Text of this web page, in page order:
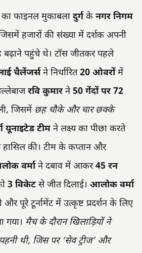
का फाइनल मुकाबला दुर्गके नगर निगम
हजारों की संख्या में दर्शक अपनी
बढ़ाने पहुंचे थे। टॉस जीतकर पहले
चैलेंजर्सने निर्धारित20 ओवरोंमें
रवि कुमारने50 गेंदों पर 72
जिसमें छह चौके और चार छक्के
यूनाइटेड टीम ने लक्ष्य का पीछा करते
की। टीम के कप्तान और
वर्माने दबाव में आकर45 रन
3 विकेट से जीत दिलाई। आलोक वर्मा
और पूरे टूर्नामेंट में उत्कृष्ट प्रदर्शन के लिए
गया। मैच के दौरान खिलाड़ियों ने
थी, जिस पर ‘सेव ट्रीज’ और